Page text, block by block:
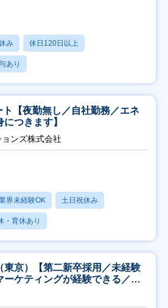
み 休日120日以上
あり
ト【夜勤無し／自社勤務／エネ
つきます】
ンズ株式会社
界未経験OK 土日祝休み
・育休あり
東京）【第二新卒採用／未経験
ーケティングが経験できる／研